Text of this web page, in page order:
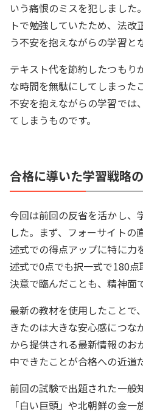
いう痛恨のミスを犯しました
トで勉強していたため、法改
う不安を抱えながらの学習と
テキスト代を節約したつもり
な時間を無駄にしてしまった
不安を抱えながらの学習では
てしまうものです。
合格に導いた学習戦略
今回は前回の反省を活かし、
した。まず、フォーサイトの
述式での得点アップに特に力
述式で0点でも択一式で180
決意で臨んだことも、精神面
最新の教材を使用したことで
きたのは大きな安心感につな
から提供される最新情報のお
中できたことが合格への近道
前回の試験で出題された一般
「白い巨頭」や北朝鮮の金一